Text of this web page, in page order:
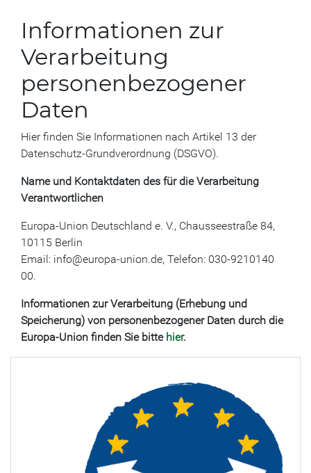
Informationen zur
Verarbeitung
personenbezogener
Daten
Hier finden Sie Informationen nach Artikel 13 der
Datenschutz-Grundverordnung (DSGVO).
Name und Kontaktdaten des für die Verarbeitung
Verantwortlichen
Europa-Union Deutschland e. V., Chausseestraße 84,
10115 Berlin
Email: info@europa-union.de, Telefon: 030-9210140
00.
Informationen zur Verarbeitung (Erhebung und
Speicherung) von personenbezogener Daten durch die
Europa-Union finden Sie bitte hier.